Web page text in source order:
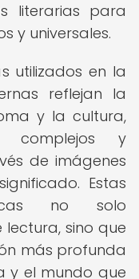
literarias para
y universales.
utilizados en la
reflejan la
y la cultura,
complejos y
de imágenes
Estas
no solo
lectura, sino que
más profunda
y el mundo que